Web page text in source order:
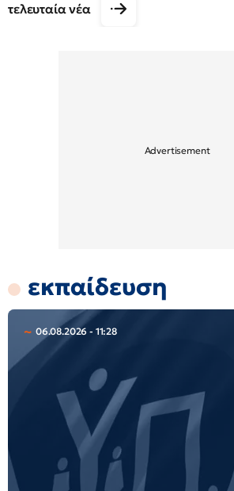
τελευταία νέα
εκπαίδευση
06.08.2026 - 11:28